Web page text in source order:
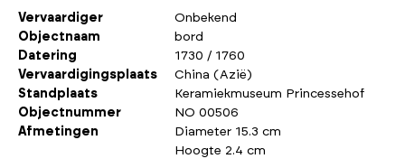
Vervaardiger
Onbekend
Objectnaam
bord
Datering
1730 / 1760
Vervaardigingsplaats
China (Azië)
Standplaats
Keramiekmuseum Princessehof
Objectnummer
NO 00506
Afmetingen
Diameter 15.3 cm
Hoogte 2.4 cm